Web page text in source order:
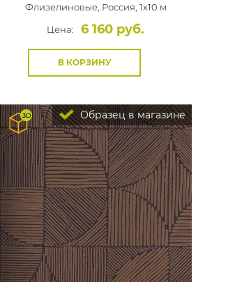
Флизелиновые, Россия, 1x10 м
Цена:
6 160 руб.
В КОРЗИНУ
Образец в магазине